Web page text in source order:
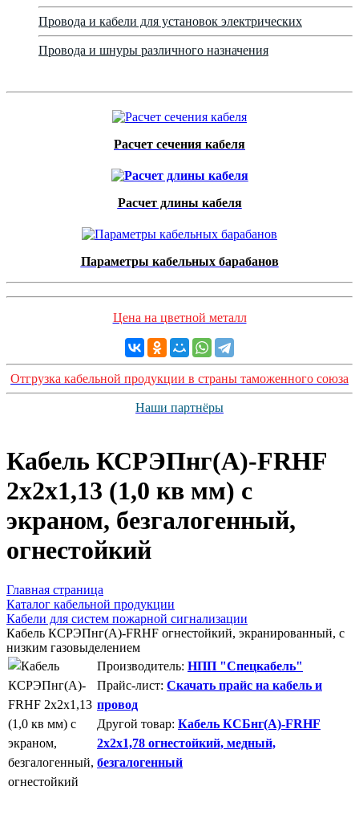
Провода и кабели для установок электрических
Провода и шнуры различного назначения
Расчет сечения кабеля
Расчет длины кабеля
Параметры кабельных барабанов
Цена на цветной металл
Отгрузка кабельной продукции в страны таможенного союза
Наши партнёры
Кабель КСРЭПнг(А)-FRHF
2х2х1,13 (1,0 кв мм) с
экраном, безгалогенный,
огнестойкий
Главная страница
Каталог кабельной продукции
Кабели для систем пожарной сигнализации
Кабель КСРЭПнг(А)-FRHF огнестойкий, экранированный, с
низким газовыделением
Производитель: НПП "Спецкабель"
Прайс-лист: Скачать прайс на кабель и
провод
Другой товар: Кабель КСБнг(А)-FRHF
2х2х1,78 огнестойкий, медный,
безгалогенный